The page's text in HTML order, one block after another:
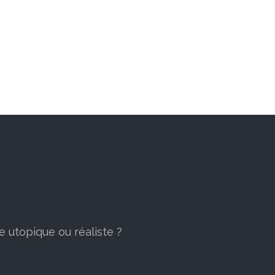
utopique ou réaliste ?